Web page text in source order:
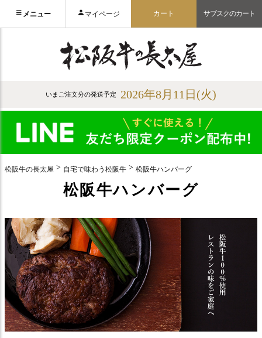
メニュー マイページ カート サブスクのカート
いまご注文分の発送予定 2026年8月11日(火)
松阪牛の長太屋 自宅で味わう松阪牛 松阪牛ハンバーグ
松阪牛ハンバーグ